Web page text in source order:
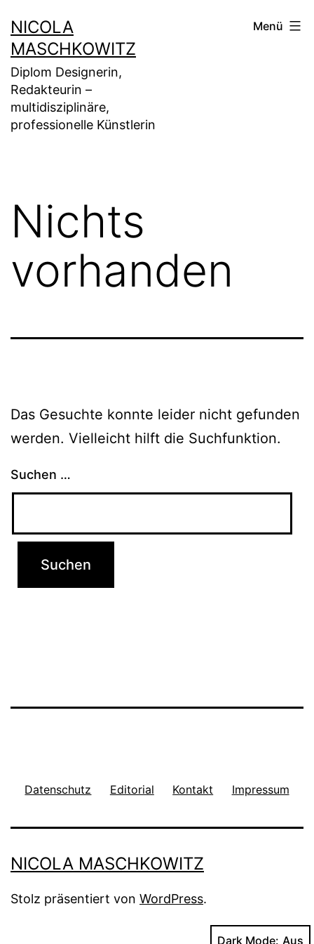
Inhalt
springen
NICOLA
MASCHKOWITZ
Diplom Designerin,
Redakteurin –
multidisziplinäre,
professionelle Künstlerin
Menü
Nichts
vorhanden
Das Gesuchte konnte leider nicht gefunden
werden. Vielleicht hilft die Suchfunktion.
Suchen …
Datenschutz Editorial Kontakt Impressum
NICOLA MASCHKOWITZ
Stolz präsentiert von WordPress.
Dark Mode: